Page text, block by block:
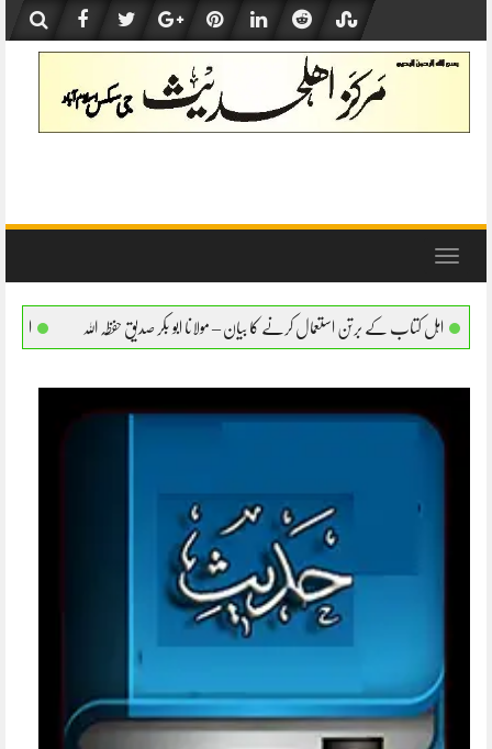
content
Toggle
کرنے کا بیان – مولانا ابو بکر صدیق حفظہ اللہ اہل کتاب کے برتن استعمال کرنے کا